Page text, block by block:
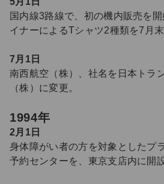
国内線3路線で、初の機内販売を
イナーによるTシャツ2種類を7月末
7月1日
南西航空（株）、社名を日本トラ
（株）に変更。
1994年
2月1日
身体障がい者の方を対象としたプ
予約センターを、東京支店内に開設